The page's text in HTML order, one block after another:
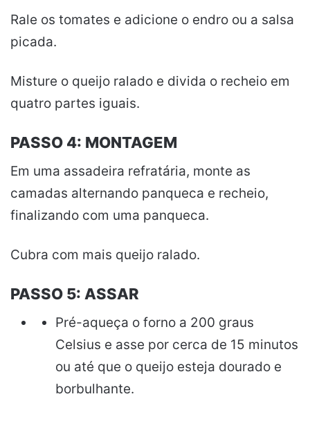
Rale os tomates e adicione o endro ou a salsa
picada.
Misture o queijo ralado e divida o recheio em
quatro partes iguais.
PASSO 4: MONTAGEM
Em uma assadeira refratária, monte as
camadas alternando panqueca e recheio,
finalizando com uma panqueca.
Cubra com mais queijo ralado.
PASSO 5: ASSAR
Pré-aqueça o forno a 200 graus
Celsius e asse por cerca de 15 minutos
ou até que o queijo esteja dourado e
borbulhante.